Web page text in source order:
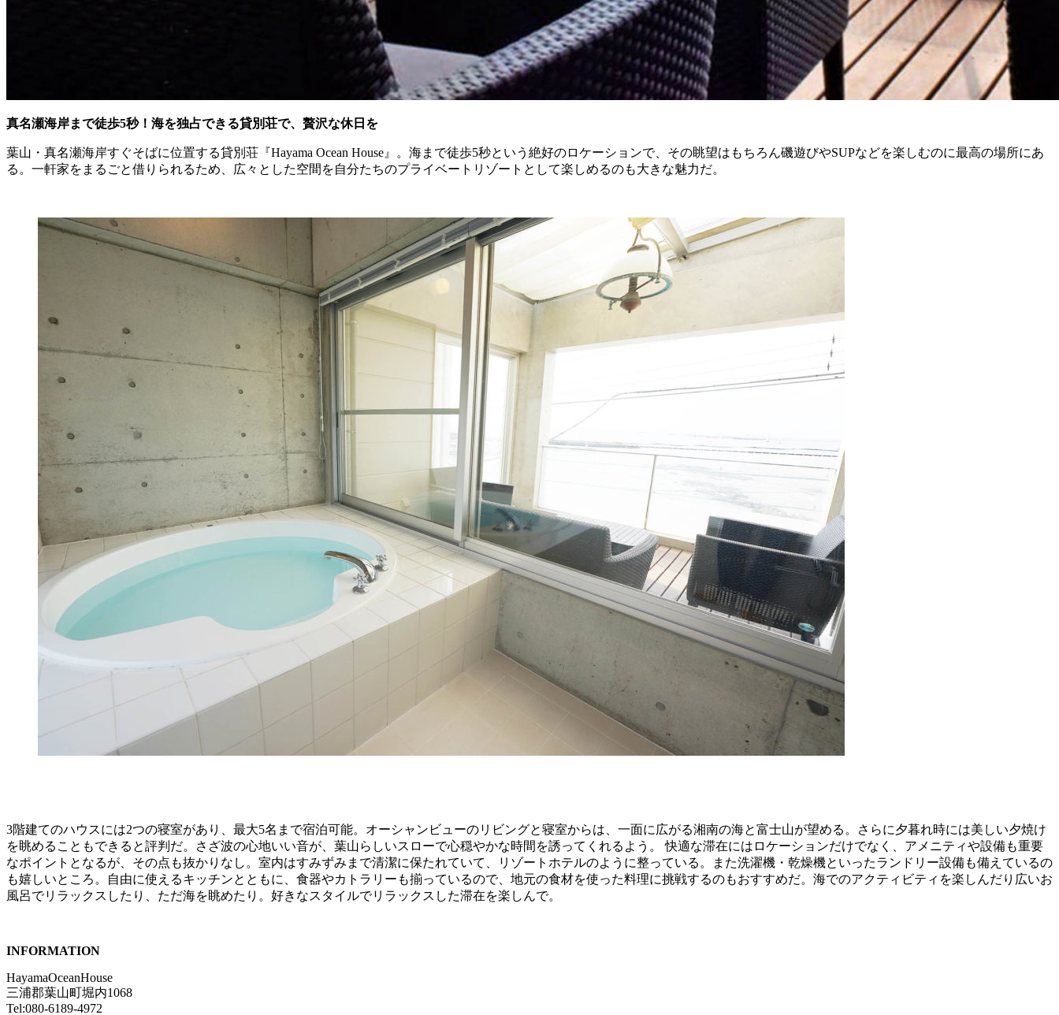
真名瀬海岸まで徒歩5秒！海を独占できる貸別荘で、贅沢な休日を
葉山・真名瀬海岸すぐそばに位置する貸別荘『Hayama Ocean House』。海まで徒歩5秒という絶好のロケーションで、その眺望はもちろん磯遊びやSUPなどを楽しむのに最高の場所にあ
る。一軒家をまるごと借りられるため、広々とした空間を自分たちのプライベートリゾートとして楽しめるのも大きな魅力だ。
3階建てのハウスには2つの寝室があり、最大5名まで宿泊可能。オーシャンビューのリビングと寝室からは、一面に広がる湘南の海と富士山が望める。さらに夕暮れ時には美しい夕焼け
を眺めることもできると評判だ。さざ波の心地いい音が、葉山らしいスローで心穏やかな時間を誘ってくれるよう。 快適な滞在にはロケーションだけでなく、アメニティや設備も重要
なポイントとなるが、その点も抜かりなし。室内はすみずみまで清潔に保たれていて、リゾートホテルのように整っている。また洗濯機・乾燥機といったランドリー設備も備えているの
も嬉しいところ。自由に使えるキッチンとともに、食器やカトラリーも揃っているので、地元の食材を使った料理に挑戦するのもおすすめだ。海でのアクティビティを楽しんだり広いお
風呂でリラックスしたり、ただ海を眺めたり。好きなスタイルでリラックスした滞在を楽しんで。
INFORMATION
HayamaOceanHouse
三浦郡葉山町堀内1068
Tel:080-6189-4972